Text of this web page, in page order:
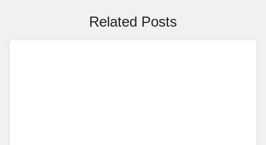
Related Posts